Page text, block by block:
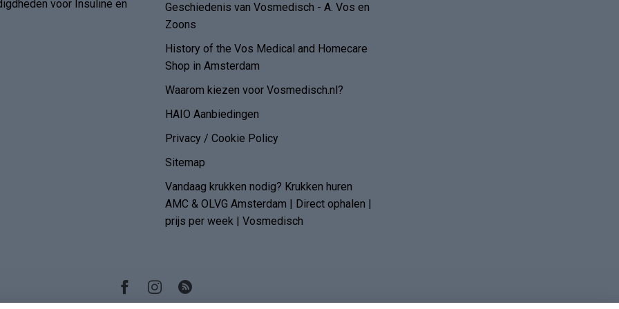
voor Insuline en
Geschiedenis van Vosmedisch - A. Vos en
Zoons
History of the Vos Medical and Homecare
Shop in Amsterdam
Waarom kiezen voor Vosmedisch.nl?
HAIO Aanbiedingen
Privacy / Cookie Policy
Sitemap
Vandaag krukken nodig? Krukken huren
AMC & OLVG Amsterdam | Direct ophalen |
prijs per week | Vosmedisch